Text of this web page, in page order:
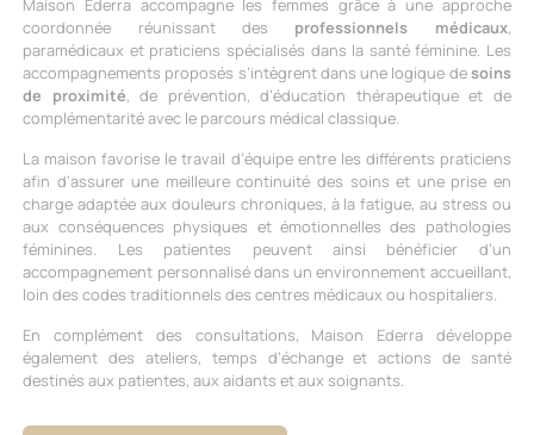
Maison Ederra accompagne les femmes grâce à une approche
coordonnée réunissant des professionnels médicaux,
paramédicaux et praticiens spécialisés dans la santé féminine. Les
accompagnements proposés s’intègrent dans une logique desoins
de proximité, de prévention, d’éducation thérapeutique et de
complémentarité avec le parcours médical classique.
La maison favorise le travail d’équipe entre les différents praticiens
afin d’assurer une meilleure continuité des soins et une prise en
charge adaptée aux douleurs chroniques, à la fatigue, au stress ou
aux conséquences physiques et émotionnelles des pathologies
féminines. Les patientes peuvent ainsi bénéficier d’un
accompagnement personnalisé dans un environnement accueillant,
loin des codes traditionnels des centres médicaux ou hospitaliers.
En complément des consultations, Maison Ederra développe
également des ateliers, temps d’échange et actions de santé
destinés aux patientes, aux aidants et aux soignants.